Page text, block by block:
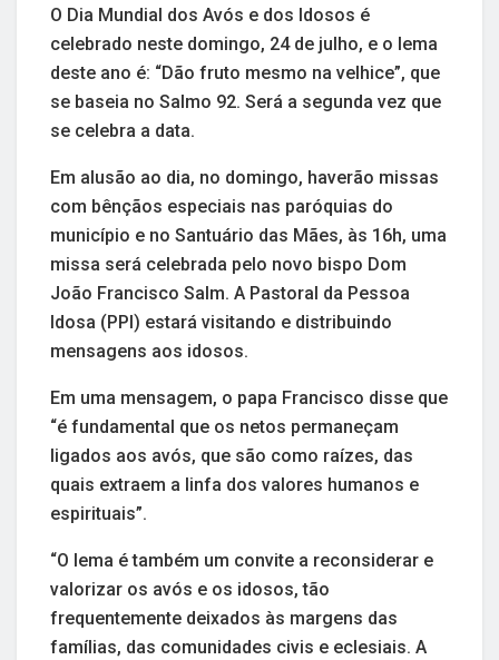
O Dia Mundial dos Avós e dos Idosos é
celebrado neste domingo, 24 de julho, e o lema
deste ano é: “Dão fruto mesmo na velhice”, que
se baseia no Salmo 92. Será a segunda vez que
se celebra a data.
Em alusão ao dia, no domingo, haverão missas
com bênçãos especiais nas paróquias do
município e no Santuário das Mães, às 16h, uma
missa será celebrada pelo novo bispo Dom
João Francisco Salm. A Pastoral da Pessoa
Idosa (PPI) estará visitando e distribuindo
mensagens aos idosos.
Em uma mensagem, o papa Francisco disse que
“é fundamental que os netos permaneçam
ligados aos avós, que são como raízes, das
quais extraem a linfa dos valores humanos e
espirituais”.
“O lema é também um convite a reconsiderar e
valorizar os avós e os idosos, tão
frequentemente deixados às margens das
famílias, das comunidades civis e eclesiais. A